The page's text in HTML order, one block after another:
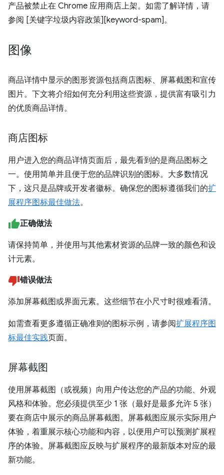
产品被禁止在 Chrome 应用商店上架。如需了解详情，请
参阅 [关键字垃圾内容政策][keyword-spam]。
图像
商品详情中显示的图形资源包括商店图标、屏幕截图和宣传
图片。 下文将介绍如何充分利用这些资源，提供富有吸引力
的优质商品详情。
商店图标
用户进入您的商品详情页面后，最先看到的是商品图标之
一。使用简单并且便于您的品牌识别的图标。大多数情况
下，这只是品牌或开发者徽标。确保您的图标遵循我们的扩
展程序图标最佳做法。
正确做法
请保持简单，并使用与其他素材资源的品牌一致的颜色和设
计元素。
错误做法
添加屏幕截图或界面元素。这些细节在小尺寸时很难看清。
如需查看更多遵循正确准则的图标示例，请参阅扩展程序图
标最佳实践页面。
屏幕截图
使用屏幕截图（或视频）向用户传达您的产品的功能、外观
风格和体验。您必须提供至少 1 张（最好是最多允许 5 张）
要在商店中展示的商品屏幕截图。屏幕截图应展示实际用户
体验，着重展示核心功能和内容，以便用户可以预测扩展程
序的体验。屏幕截图应反映与扩展程序的最新版本对应的最
新功能。